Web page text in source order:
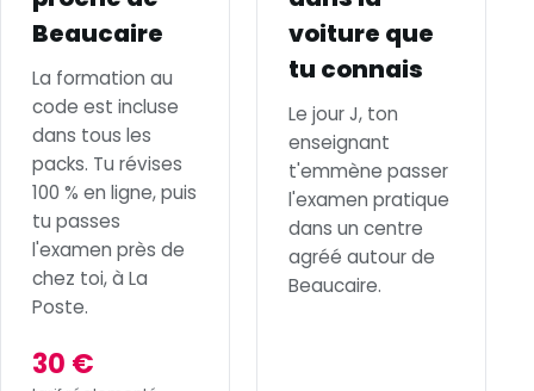
Beaucaire
La formation au
code est incluse
dans tous les
packs. Tu révises
100 % en ligne, puis
tu passes
l'examen près de
chez toi, à La
Poste.
30 €
voiture que
tu connais
Le jour J, ton
enseignant
t'emmène passer
l'examen pratique
dans un centre
agréé autour de
Beaucaire.